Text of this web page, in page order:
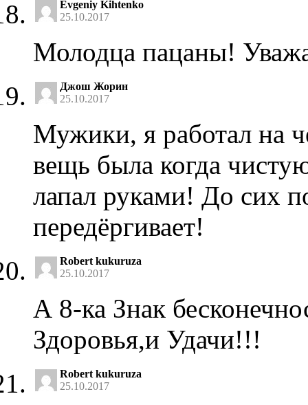
Evgeniy Kihtenko
25.10.2017
Молодца пацаны!
Джош Жорин
25.10.2017
Мужики, я работал на
вещь была когда
лапал руками! До сих
передёргивает!
Robert kukuruza
25.10.2017
А 8-ка Знак
Здоровья,и Удачи!!!
Robert kukuruza
25.10.2017